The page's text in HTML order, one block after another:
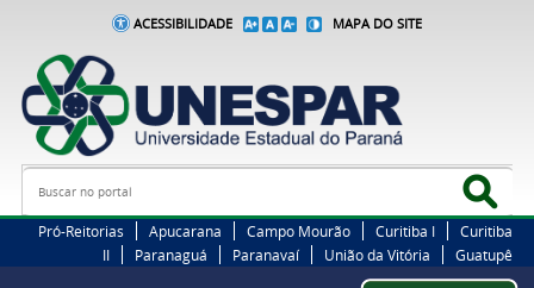
ACESSIBILIDADE MAPA DO SITE
Busca
Pró-Reitorias Apucarana Campo Mourão Curitiba I
Curitiba
II
Paranaguá Paranavaí União da Vitória Guatupê